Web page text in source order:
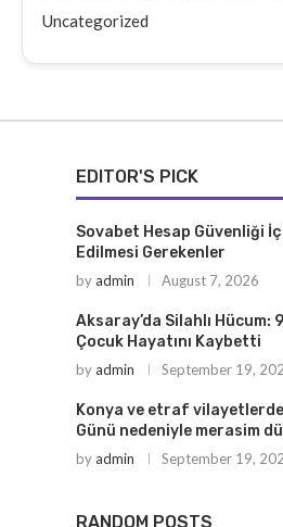
Uncategorized
EDITOR'S PICK
Sovabet Hesap Güvenliği
Edilmesi Gerekenler
byadmin August 7, 2026
Aksaray’da Silahlı Hücum:
Çocuk Hayatını Kaybetti
byadmin September 19,
Konya ve etraf
Günü nedeniyle merasim
byadmin September 19,
RANDOM POSTS